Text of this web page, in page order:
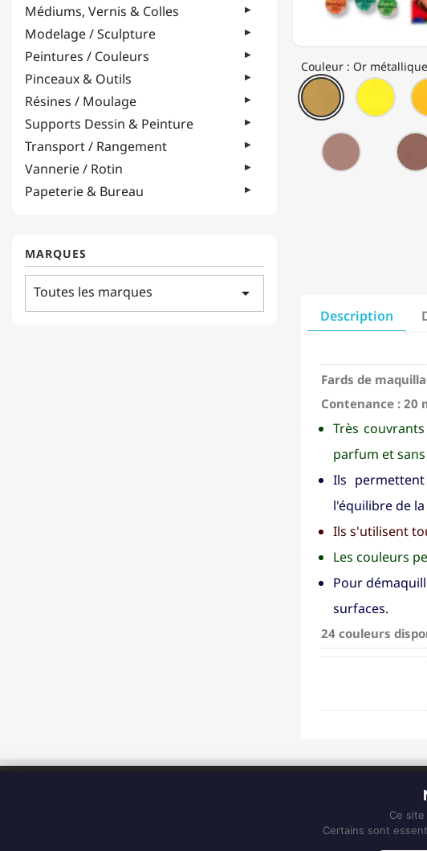
Médiums, Vernis & Colles
Modelage / Sculpture
Peintures / Couleurs
Pinceaux & Outils
Résines / Moulage
Supports Dessin & Peinture
Transport / Rangement
Vannerie / Rotin
Papeterie & Bureau
MARQUES
Toutes les marques arrow_drop_down
Couleur : Or métallique
Or
métallique
Jaune
citron
Miel
Description
Fards de
Contenance : 20
Très
parfum et
Ils
l'équilibre de
Ils s'utilisent
Les couleurs
Pour
surfaces.
24 couleurs
Ce
Certains sont